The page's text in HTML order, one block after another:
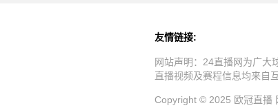
友情链接:
网站声明：24直播网为广大
直播视频及赛程信息均来自
Copyright © 2025 欧冠直播